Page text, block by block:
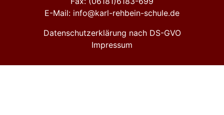
E-Mail: info@karl-rehbein-schule.de
Datenschutzerklärung nach DS-GVO
Impressum